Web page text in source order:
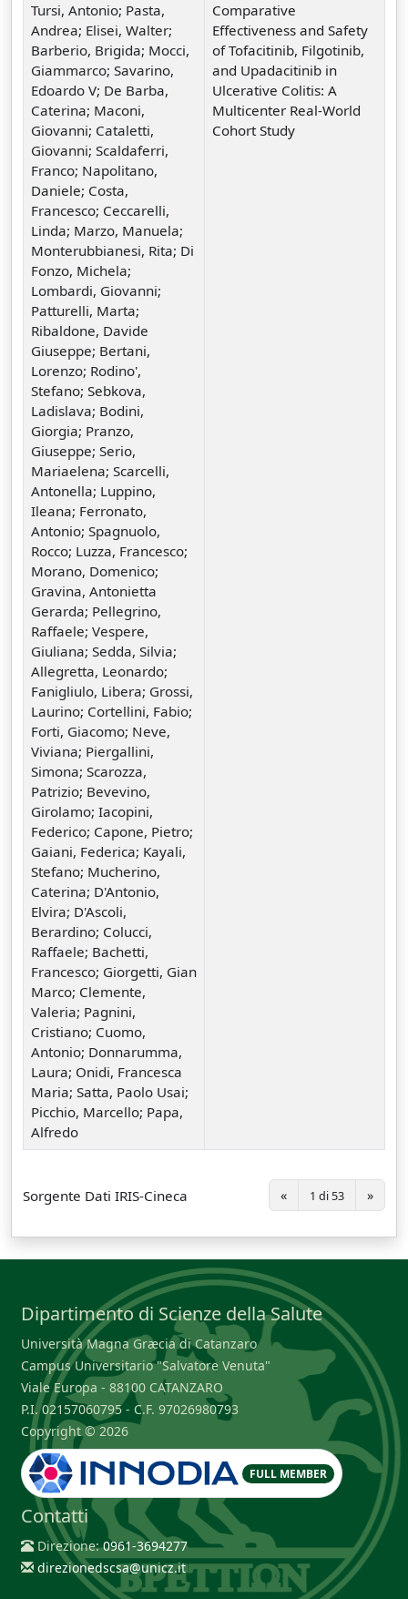
Tursi, Antonio; Pasta,
Andrea; Elisei, Walter;
Barberio, Brigida; Mocci,
Giammarco; Savarino,
Edoardo V; De Barba,
Caterina; Maconi,
Giovanni; Cataletti,
Giovanni; Scaldaferri,
Franco; Napolitano,
Daniele; Costa,
Francesco; Ceccarelli,
Linda; Marzo, Manuela;
Monterubbianesi, Rita; Di
Fonzo, Michela;
Lombardi, Giovanni;
Patturelli, Marta;
Ribaldone, Davide
Giuseppe; Bertani,
Lorenzo; Rodino',
Stefano; Sebkova,
Ladislava; Bodini,
Giorgia; Pranzo,
Giuseppe; Serio,
Mariaelena; Scarcelli,
Antonella; Luppino,
Ileana; Ferronato,
Antonio; Spagnuolo,
Rocco; Luzza, Francesco;
Morano, Domenico;
Gravina, Antonietta
Gerarda; Pellegrino,
Raffaele; Vespere,
Giuliana; Sedda, Silvia;
Allegretta, Leonardo;
Fanigliulo, Libera; Grossi,
Laurino; Cortellini, Fabio;
Forti, Giacomo; Neve,
Viviana; Piergallini,
Simona; Scarozza,
Patrizio; Bevevino,
Girolamo; Iacopini,
Federico; Capone, Pietro;
Gaiani, Federica; Kayali,
Stefano; Mucherino,
Caterina; D'Antonio,
Elvira; D'Ascoli,
Berardino; Colucci,
Raffaele; Bachetti,
Francesco; Giorgetti, Gian
Marco; Clemente,
Valeria; Pagnini,
Cristiano; Cuomo,
Antonio; Donnarumma,
Laura; Onidi, Francesca
Maria; Satta, Paolo Usai;
Picchio, Marcello; Papa,
Alfredo
Comparative
Effectiveness and Safety
of Tofacitinib, Filgotinib,
and Upadacitinib in
Ulcerative Colitis: A
Multicenter Real-World
Cohort Study
Sorgente Dati IRIS-Cineca « 1 di 53 »
Dipartimento di Scienze della Salute
Università Magna Græcia di Catanzaro
Campus Universitario "Salvatore Venuta"
Viale Europa - 88100 CATANZARO
P.I. 02157060795 - C.F. 97026980793
Copyright © 2026
FULL MEMBER
Contatti
Direzione:0961-3694277
direzionedscsa@unicz.it